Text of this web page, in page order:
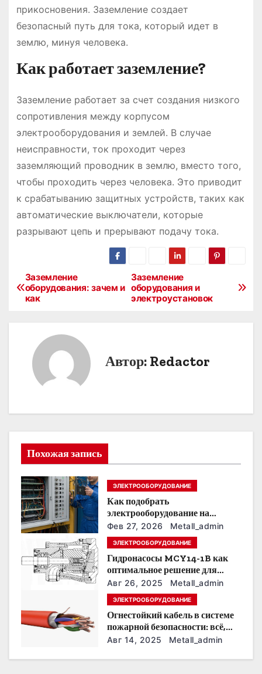
прикосновения. Заземление создает
безопасный путь для тока, который идет в
землю, минуя человека.
Как работает заземление?
Заземление работает за счет создания низкого
сопротивления между корпусом
электрооборудования и землей. В случае
неисправности, ток проходит через
заземляющий проводник в землю, вместо того,
чтобы проходить через человека. Это приводит
к срабатыванию защитных устройств, таких как
автоматические выключатели, которые
разрывают цепь и прерывают подачу тока.
Н
и
я
п
о
а
и
я
Заземление
оборудования и
электроустановок
Заземление
оборудования: зачем и
как
Автор: Redactor
Похожая запись
ЭЛЕКТРООБОРУДОВАНИЕ
Как подобрать
электрооборудование на
предприятии под тяжелые
условия эксплуатации
Фев 27, 2026 Metall_admin
ЭЛЕКТРООБОРУДОВАНИЕ
Гидронасосы MCY14-1B как
оптимальное решение для
модернизации гидросистем
Авг 26, 2025 Metall_admin
ЭЛЕКТРООБОРУДОВАНИЕ
Огнестойкий кабель в системе
пожарной безопасности: всё,
что нужно знать
Авг 14, 2025 Metall_admin